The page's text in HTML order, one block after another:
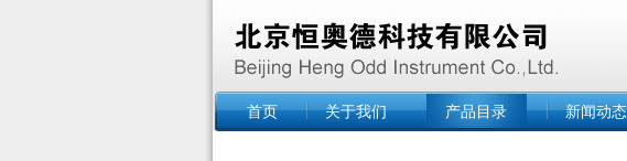
首页 关于我们 产品目录 新闻动态